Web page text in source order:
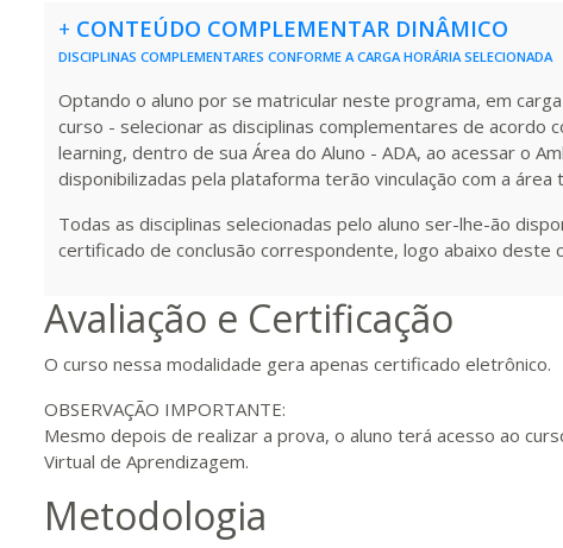
200 H 25 dias 90dias
220 H 28dias 90 dias
240 H 30 dias 90dias
33
280 H 35dias 120dias
300 H 38dias
+ CONTEÚDO COMPLEMENTAR DINÂMICO
DISCIPLINAS COMPLEMENTARES CONFORME A CARGA HORÁRIA SELECIONADA
Optando o aluno por se matricular neste programa, em
curso - selecionar as disciplinas complementares de acordo
learning, dentro de sua Área do Aluno - ADA, ao acessar o
disponibilizadas pela plataforma terão vinculação com a
Todas as disciplinas selecionadas pelo aluno ser-lhe-ão
certificado de conclusão correspondente, logo abaixo deste
Avaliação e Certificação
O curso nessa modalidade gera apenas certificado eletrônico.
OBSERVAÇÃO IMPORTANTE:
Mesmo depois de realizar a prova, o aluno terá acesso ao
Virtual de Aprendizagem.
Metodologia